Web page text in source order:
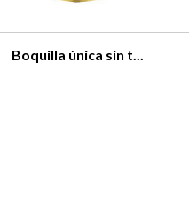
Boquilla única sin t...